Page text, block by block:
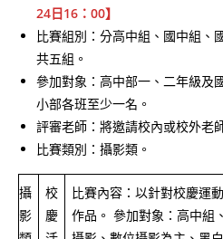
24日16：00】
比賽組別：分高中組、國中組、
共五組。
參加對象：高中部一、二年級及
小部各班至少一名。
評審老師：將邀請校內或校外老
比賽類別：攝影類。
攝
影
校
慶
比賽內容：以針對校慶運
作品。 參加對象：高中組